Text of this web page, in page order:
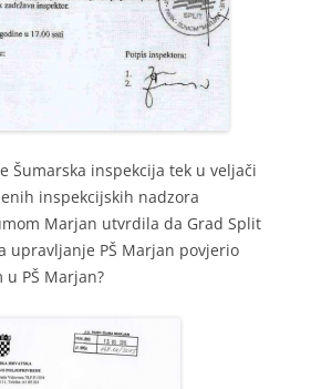
Šumarska inspekcija tek u veljači
inspekcijskih nadzora
Marjan utvrdila da Grad Split
upravljanje PŠ Marjan povjerio
PŠ Marjan?